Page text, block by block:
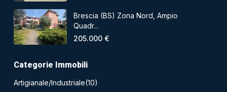
Brescia (BS) Zona Nord, Ampio
Quadr...
205.000 €
Categorie Immobili
Artigianale/Industriale(10)